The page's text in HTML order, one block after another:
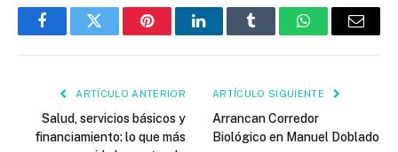
FacebookTwitter PinterestLinkedInTumblr WhatsAppEmail
ARTÍCULO ANTERIOR
Salud, servicios básicos y
financiamiento: lo que más
ARTÍCULO SIGUIENTE
Arrancan Corredor
Biológico en Manuel Doblado